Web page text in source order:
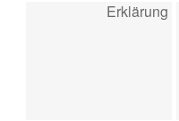
Erklärung